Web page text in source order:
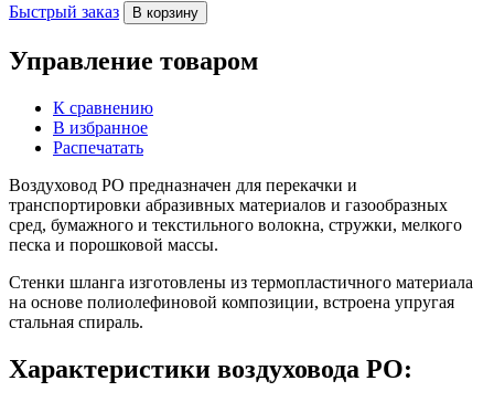
Быстрый заказ В корзину
Управление товаром
К сравнению
В избранное
Распечатать
Воздуховод PO предназначен для перекачки и
транспортировки абразивных материалов и газообразных
сред, бумажного и текстильного волокна, стружки, мелкого
песка и порошковой массы.
Стенки шланга изготовлены из термопластичного материала
на основе полиолефиновой композиции, встроена упругая
стальная спираль.
Характеристики воздуховода PO: